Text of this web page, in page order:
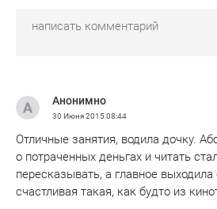
Анонимно
30 Июня 201508:44
Отличные занятия, водила дочку.
о потраченных деньгах и читать
пересказывать, а главное
счастливая такая, как будто из